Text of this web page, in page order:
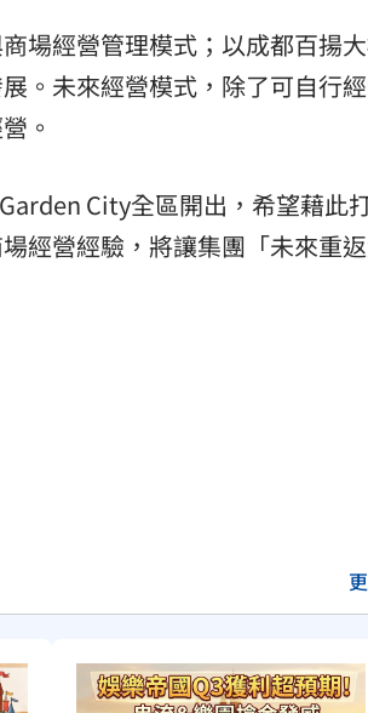
場經營管理模式；以成都百揚
。未來經營模式，除了可自行
。
City全區開出，希望藉此
經營經驗，將讓集團「未來重